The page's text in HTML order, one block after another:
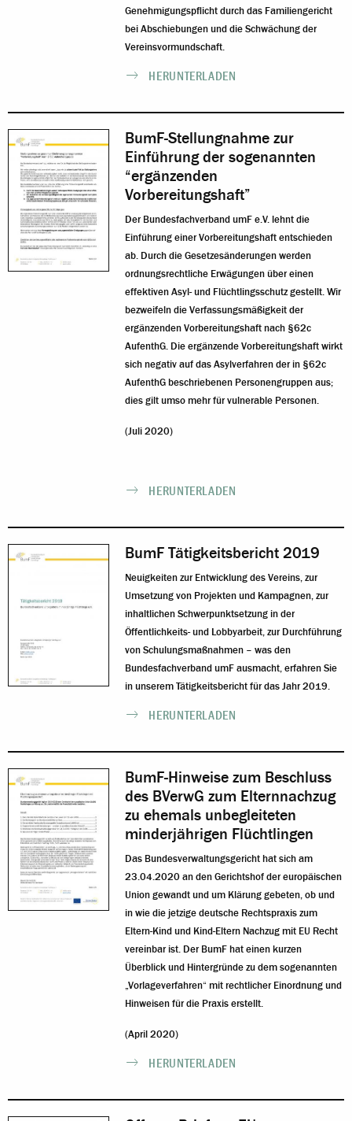
Genehmigungspflicht durch das Familiengericht
bei Abschiebungen und die Schwächung der
Vereinsvormundschaft.
HERUNTERLADEN
BumF-Stellungnahme zur
Einführung der sogenannten
“ergänzenden
Vorbereitungshaft”
Der Bundesfachverband umF e.V. lehnt die
Einführung einer Vorbereitungshaft entschieden
ab. Durch die Gesetzesänderungen werden
ordnungsrechtliche Erwägungen über einen
effektiven Asyl- und Flüchtlingsschutz gestellt. Wir
bezweifeln die Verfassungsmäßigkeit der
ergänzenden Vorbereitungshaft nach §62c
AufenthG. Die ergänzende Vorbereitungshaft wirkt
sich negativ auf das Asylverfahren der in §62c
AufenthG beschriebenen Personengruppen aus;
dies gilt umso mehr für vulnerable Personen.
(Juli 2020)
HERUNTERLADEN
BumF Tätigkeitsbericht 2019
Neuigkeiten zur Entwicklung des Vereins, zur
Umsetzung von Projekten und Kampagnen, zur
inhaltlichen Schwerpunktsetzung in der
Öffentlichkeits- und Lobbyarbeit, zur Durchführung
von Schulungsmaßnahmen – was den
Bundesfachverband umF ausmacht, erfahren Sie
in unserem Tätigkeitsbericht für das Jahr 2019.
HERUNTERLADEN
BumF-Hinweise zum Beschluss
des BVerwG zum Elternnachzug
zu ehemals unbegleiteten
minderjährigen Flüchtlingen
Das Bundesverwaltungsgericht hat sich am
23.04.2020 an den Gerichtshof der europäischen
Union gewandt und um Klärung gebeten, ob und
in wie die jetzige deutsche Rechtspraxis zum
Eltern-Kind und Kind-Eltern Nachzug mit EU Recht
vereinbar ist. Der BumF hat einen kurzen
Überblick und Hintergründe zu dem sogenannten
„Vorlageverfahren“ mit rechtlicher Einordnung und
Hinweisen für die Praxis erstellt.
(April 2020)
HERUNTERLADEN